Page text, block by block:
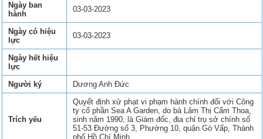
Ngày ban
hành
03-03-2023
Ngày có hiệu
lực
03-03-2023
Ngày hết hiệu
lực
Người ký
Dương Anh Đức
Trích yếu
Quyết định xử phạt vi phạm hành chính đối với Công
ty cổ phần Sea A Garden, do bà Lâm Thị Cẩm Thoa,
sinh năm 1990, là Giám đốc, địa chỉ trụ sở chính số
51-53 Đường số 3, Phường 10, quận Gò Vấp, Thành
phố Hồ Chí Minh